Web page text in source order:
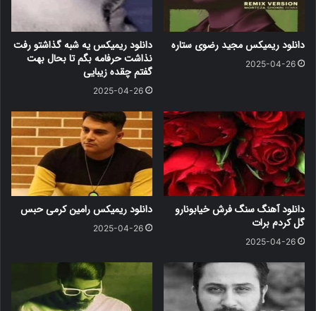
دانلود ریمیکس مجید رضوی ستاره
2025-04-26
دانلود ریمیکس یه شبه گذاشتو رفت
نذاشت حرفامه بگم تا بحال بهت
گفتم چقده زیبایی
2025-04-26
دانلود آهنگ سنگ فرش خیابونارو
گل کردم برات
2025-04-26
دانلود ریمیکس رامین کرمی حبس
2025-04-26